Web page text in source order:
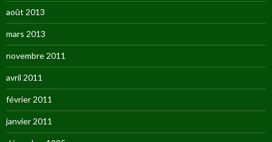
août 2013
mars 2013
novembre 2011
avril 2011
février 2011
janvier 2011